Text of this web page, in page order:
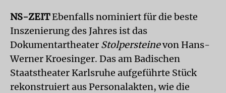
NS-ZEITEbenfalls nominiert für die beste
Inszenierung des Jahres ist das
Dokumentartheater Stolpersteinevon Hans-
Werner Kroesinger. Das am Badischen
Staatstheater Karlsruhe aufgeführte Stück
rekonstruiert aus Personalakten, wie die